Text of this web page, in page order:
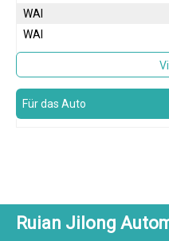
WAI
WAI
Für das Auto
Ruian Jilong